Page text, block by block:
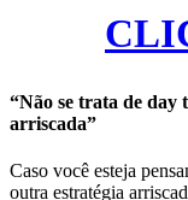
“Não se trata de day
arriscada”
Caso você esteja
outra estratégia